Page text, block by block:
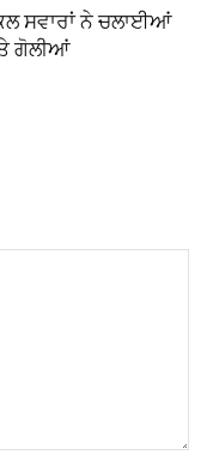
ਸਵਾਰਾਂ ਨੇ ਚਲਾਈਆਂ
ਗੋਲੀਆਂ